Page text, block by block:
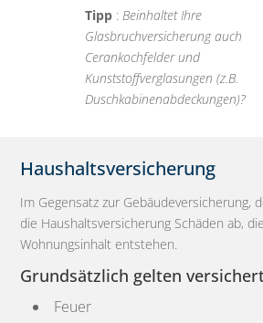
Tipp : Beinhaltet Ihre
Glasbruchversicherung auch
Cerankochfelder und
Kunststoffverglasungen (z.B.
Duschkabinenabdeckungen)?
Haushaltsversicherung
Im Gegensatz zur Gebäudeversicherung,
die Haushaltsversicherung Schäden ab,
Wohnungsinhalt entstehen.
Grundsätzlich gelten
Feuer